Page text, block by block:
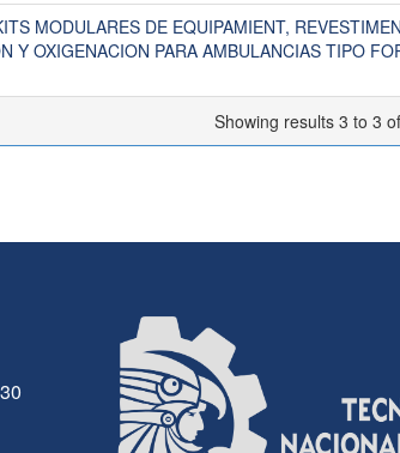
MODULARES DE EQUIPAMIENT,
Y OXIGENACION PARA AMBULANCIAS TIPO
Showing results 3 to 3